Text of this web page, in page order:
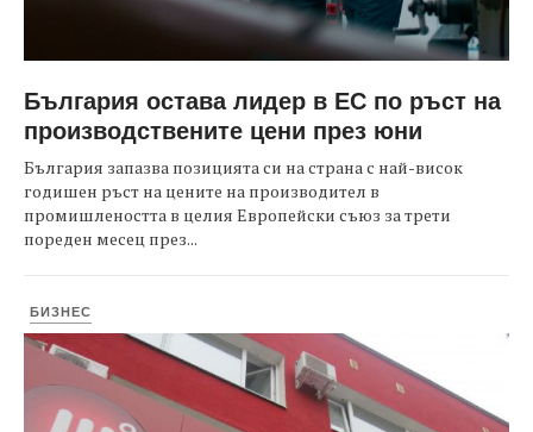
България остава лидер в ЕС по ръст на
производствените цени през юни
България запазва позицията си на страна с най-висок
годишен ръст на цените на производител в
промишлеността в целия Европейски съюз за трети
пореден месец през...
БИЗНЕС